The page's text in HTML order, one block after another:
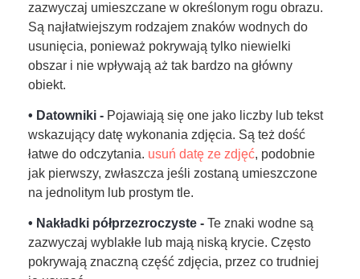
zazwyczaj umieszczane w określonym rogu obrazu.
Są najłatwiejszym rodzajem znaków wodnych do
usunięcia, ponieważ pokrywają tylko niewielki
obszar i nie wpływają aż tak bardzo na główny
obiekt.
• Datowniki - Pojawiają się one jako liczby lub tekst
wskazujący datę wykonania zdjęcia. Są też dość
łatwe do odczytania. usuń datę ze zdjęć, podobnie
jak pierwszy, zwłaszcza jeśli zostaną umieszczone
na jednolitym lub prostym tle.
• Nakładki półprzezroczyste - Te znaki wodne są
zazwyczaj wyblakłe lub mają niską krycie. Często
pokrywają znaczną część zdjęcia, przez co trudniej